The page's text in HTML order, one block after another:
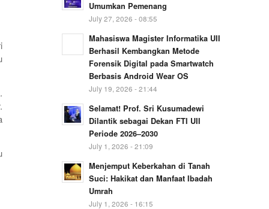
Umumkan Pemenang
July 27, 2026 - 08:55
Mahasiswa Magister Informatika UII
Berhasil Kembangkan Metode
Forensik Digital pada Smartwatch
Berbasis Android Wear OS
July 19, 2026 - 21:44
Selamat! Prof. Sri Kusumadewi
Dilantik sebagai Dekan FTI UII
Periode 2026–2030
July 1, 2026 - 21:09
Menjemput Keberkahan di Tanah
Suci: Hakikat dan Manfaat Ibadah
Umrah
July 1, 2026 - 16:15